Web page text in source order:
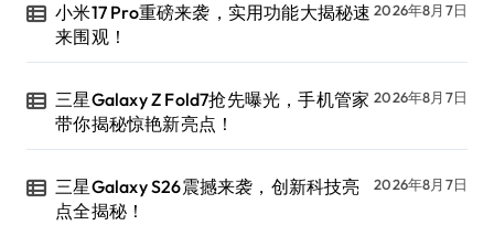
小米17 Pro重磅来袭，实用功能大揭秘速
来围观！
2026年8月7日
三星Galaxy Z Fold7抢先曝光，手机管家
带你揭秘惊艳新亮点！
2026年8月7日
三星Galaxy S26震撼来袭，创新科技亮
点全揭秘！
2026年8月7日